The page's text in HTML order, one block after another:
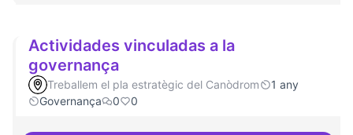
Actividades vinculadas a la
governança
Treballem el pla estratègic del Canòdrom
1 any
Governança
0 0